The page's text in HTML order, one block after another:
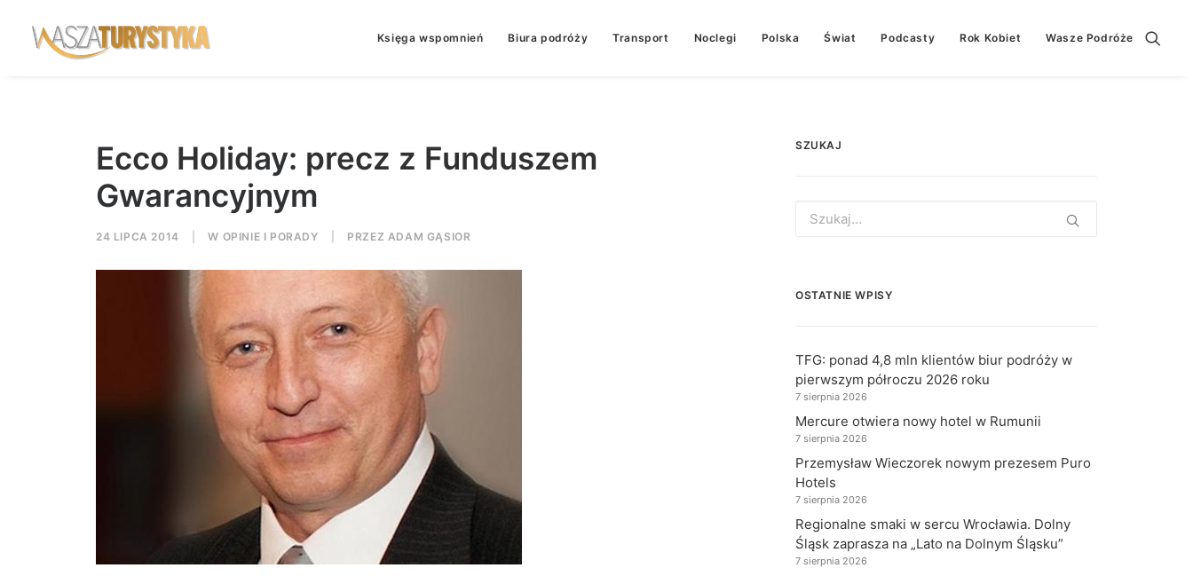
Księga wspomnień Biura podróży Transport Noclegi Polska Świat Podcasty Rok Kobiet Wasze Podróże
Ecco Holiday: precz z Funduszem
Gwarancyjnym
24 LIPCA 2014 W OPINIE I PORADY PRZEZ ADAM GĄSIOR
SZUKAJ
for:
OSTATNIE WPISY
TFG: ponad 4,8 mln klientów biur podróży w
pierwszym półroczu 2026 roku
7 sierpnia 2026
Mercure otwiera nowy hotel w Rumunii
7 sierpnia 2026
Przemysław Wieczorek nowym prezesem Puro
Hotels
7 sierpnia 2026
Regionalne smaki w sercu Wrocławia. Dolny
Śląsk zaprasza na „Lato na Dolnym Śląsku”
7 sierpnia 2026